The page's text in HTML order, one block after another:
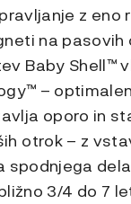
z eno
na
Baby Shell™
–
oporo in
otrok – z
spodnjega
3/4 do 7